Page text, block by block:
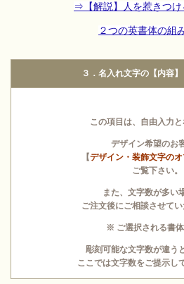
⇒【解説】人を惹きつけ
２つの英書体の組
３．名入れ文字の【内容
この項目は、自由入力と
デザイン希望のお
【デザイン・装飾文字の
ご覧下さい。
また、文字数が多い
ご注文後にご相談させてい
※ ご選択される書
彫刻可能な文字数が違う
ここでは文字数をご提示し